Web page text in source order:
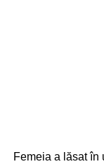
Femeia a lăsat în